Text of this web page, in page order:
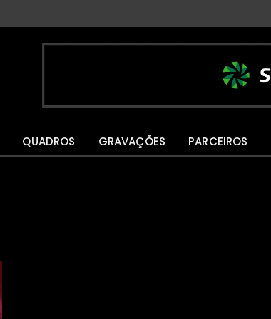
QUADROS GRAVAÇÕES PARCEIROS